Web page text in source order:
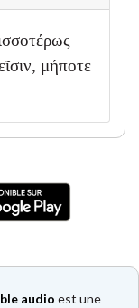
μήποτε
audio est une